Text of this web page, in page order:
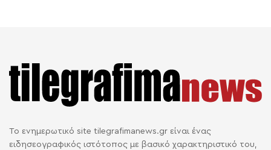
Το ενημερωτικό site tilegrafimanews.gr είναι ένας
ειδησεογραφικός ιστότοπος με βασικό χαρακτηριστικό του,